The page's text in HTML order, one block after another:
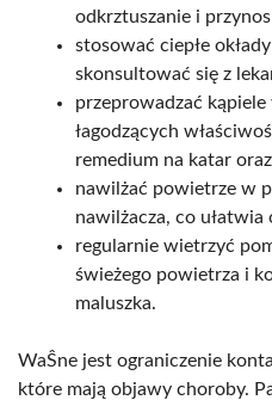
odkrztuszanie i
stosować ciepłe
skonsultować się z
przeprowadzać
łagodzących
remedium na katar
nawilżać powietrze w
nawilżacza, co ułatwia
regularnie wietrzyć
świeżego powietrza i
maluszka.
WaŜne jest ograniczenie
które mają objawy choroby.